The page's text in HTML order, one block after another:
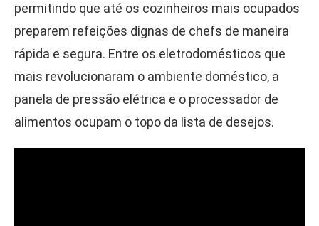
permitindo que até os cozinheiros mais ocupados
preparem refeições dignas de chefs de maneira
rápida e segura. Entre os eletrodomésticos que
mais revolucionaram o ambiente doméstico, a
panela de pressão elétrica e o processador de
alimentos ocupam o topo da lista de desejos.